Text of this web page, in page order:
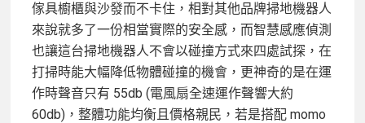
傢具櫥櫃與沙發而不卡住，相對其他品牌掃地機器人
來說就多了一份相當實際的安全感，而智慧感應偵測
也讓這台掃地機器人不會以碰撞方式來四處試探，在
打掃時能大幅降低物體碰撞的機會，更神奇的是在運
作時聲音只有 55db (電風扇全速運作聲響大約
60db)，整體功能均衡且價格親民，若是搭配 momo